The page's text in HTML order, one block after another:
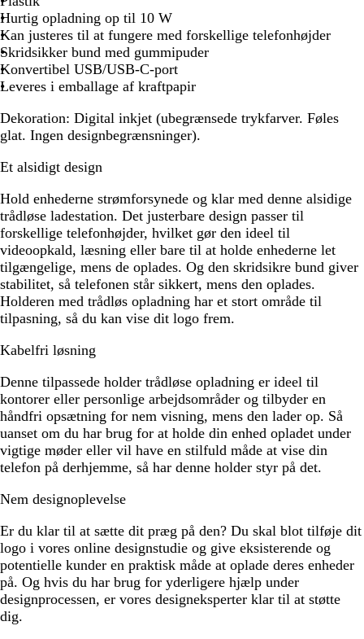
Hurtig opladning op til 10 W
Kan justeres til at fungere med forskellige telefonhøjder
Skridsikker bund med gummipuder
Konvertibel USB/USB-C-port
Leveres i emballage af kraftpapir
Dekoration: Digital inkjet (ubegrænsede trykfarver. Føles
glat. Ingen designbegrænsninger).
Et alsidigt design
Hold enhederne strømforsynede og klar med denne alsidige
trådløse ladestation. Det justerbare design passer til
forskellige telefonhøjder, hvilket gør den ideel til
videoopkald, læsning eller bare til at holde enhederne let
tilgængelige, mens de oplades. Og den skridsikre bund giver
stabilitet, så telefonen står sikkert, mens den oplades.
Holderen med trådløs opladning har et stort område til
tilpasning, så du kan vise dit logo frem.
Kabelfri løsning
Denne tilpassede holder trådløse opladning er ideel til
kontorer eller personlige arbejdsområder og tilbyder en
håndfri opsætning for nem visning, mens den lader op. Så
uanset om du har brug for at holde din enhed opladet under
vigtige møder eller vil have en stilfuld måde at vise din
telefon på derhjemme, så har denne holder styr på det.
Nem designoplevelse
Er du klar til at sætte dit præg på den? Du skal blot tilføje dit
logo i vores online designstudie og give eksisterende og
potentielle kunder en praktisk måde at oplade deres enheder
på. Og hvis du har brug for yderligere hjælp under
designprocessen, er vores designeksperter klar til at støtte
dig.